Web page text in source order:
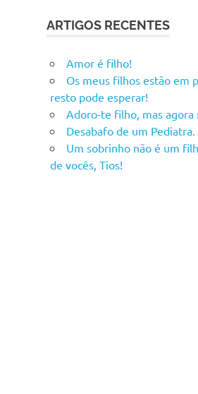
ARTIGOS RECENTES
Amor é filho!
Os meus filhos estão em
resto pode esperar!
Adoro-te filho, mas agora
Desabafo de um
Um sobrinho não é um
de vocês, Tios!